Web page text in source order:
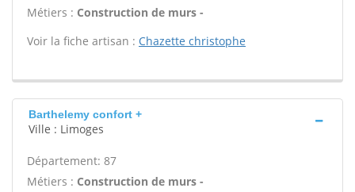
Métiers : Construction de murs -
Voir la fiche artisan : Chazette christophe
Barthelemy confort +
Ville : Limoges
Département: 87
Métiers : Construction de murs -